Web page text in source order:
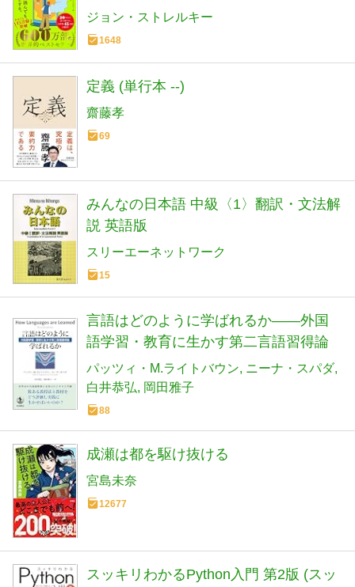
ジョン・ストレルキー
1648
定義 (単行本 --)
齋藤孝
69
みんなの日本語 中級〈1〉翻訳・文法解
説 英語版
スリーエーネットワーク
15
言語はどのように学ばれるか――外国
語学習・教育に生かす第二言語習得論
パッツィ・M.ライトバウン ニーナ・スパダ
白井恭弘
岡田雅子
88
成瀬は都を駆け抜ける
宮島未奈
12677
スッキリわかるPython入門 第2版 (スッ